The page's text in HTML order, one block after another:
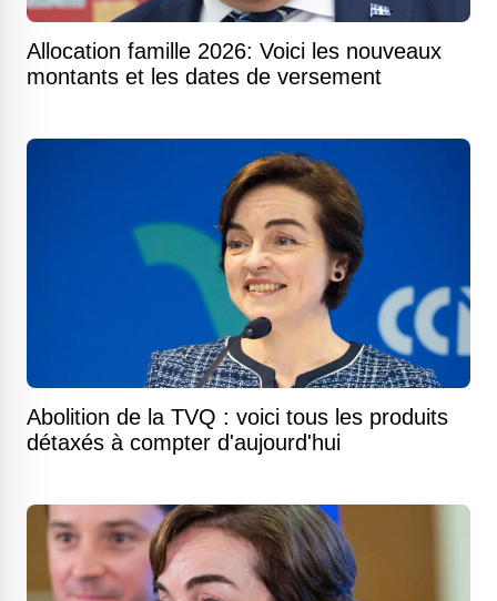
Allocation famille 2026: Voici les nouveaux
montants et les dates de versement
Abolition de la TVQ : voici tous les produits
détaxés à compter d'aujourd'hui